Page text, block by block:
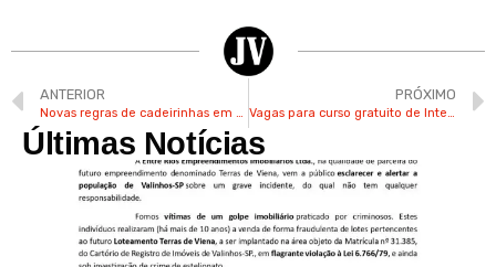
ANTERIOR
Novas regras de cadeirinhas em veículos começam a valer este ano
PRÓXIMO
Vagas para curso gratuito de Inteligência Artificial são abertas em Valinhos
Últimas Notícias